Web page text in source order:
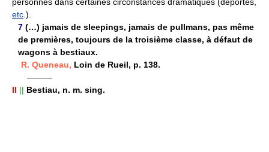
personnes dans certaines circonstances dramatiques (déportés,
etc.).
7 (…) jamais de sleepings, jamais de pullmans, pas même
de premières, toujours de la troisième classe, à défaut de
wagons à bestiaux.
R. Queneau, Loin de Rueil, p. 138.
———
II || Bestiau, n. m. sing.